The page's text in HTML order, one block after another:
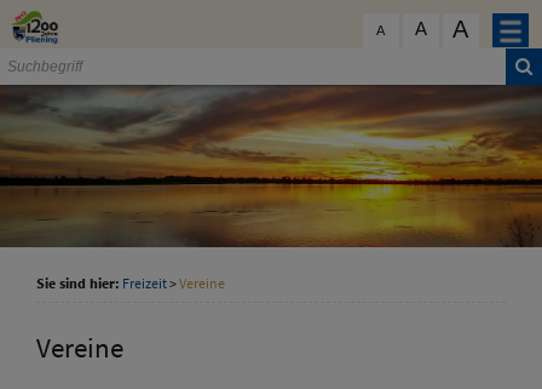
Zum Inhalt
A A A
Sie sind hier: Freizeit>Vereine
Vereine
schließen